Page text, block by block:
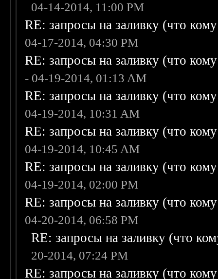
04-14-2014, 11:00 PM
RE: запросы на заливку (что
04-17-2014, 04:30 PM
RE: запросы на заливку (что
- 04-19-2014, 01:13 AM
RE: запросы на заливку (что
04-19-2014, 10:31 AM
RE: запросы на заливку (что
04-19-2014, 10:45 AM
RE: запросы на заливку (что
04-19-2014, 02:00 PM
RE: запросы на заливку (что
04-20-2014, 06:58 PM
RE: запросы на заливку (что
20-2014, 07:24 PM
RE: запросы на заливку (что